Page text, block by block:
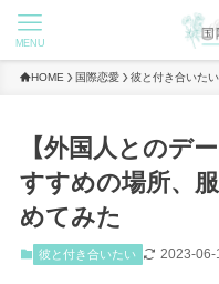
MENU
HOME 国際恋愛 彼と付き合いたい
【外国人とのデ
すすめの場所、
めてみた
彼と付き合いたい 2023-06-